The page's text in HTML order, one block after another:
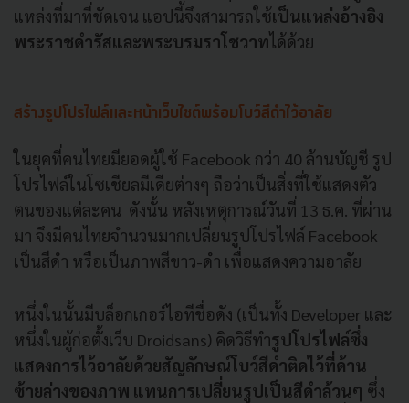
แหล่งที่มาที่ชัดเจน แอปนี้จึงสามารถใช้เป็นแหล่งอ้างอิง
พระราชดำรัสและพระบรมราโชวาทได้ด้วย
สร้างรูปโปรไฟล์และหน้าเว็บไซต์พร้อมโบว์สีดำไว้อาลัย
ในยุคที่คนไทยมียอดผู้ใช้ Facebook กว่า 40 ล้านบัญชี รูป
โปรไฟล์ในโซเชียลมีเดียต่างๆ ถือว่าเป็นสิ่งที่ใช้แสดงตัว
ตนของแต่ละคน ดังนั้น หลังเหตุการณ์วันที่ 13 ธ.ค. ที่ผ่าน
มา จึงมีคนไทยจำนวนมากเปลี่ยนรูปโปรไฟล์ Facebook
เป็นสีดำ หรือเป็นภาพสีขาว-ดำ เพื่อแสดงความอาลัย
หนึ่งในนั้นมีบล็อกเกอร์ไอทีชื่อดัง (เป็นทั้ง Developer และ
หนึ่งในผู้ก่อตั้งเว็บ Droidsans) คิดวิธีทำรูปโปรไฟล์ซึ่ง
แสดงการไว้อาลัยด้วยสัญลักษณ์โบว์สีดำติดไว้ที่ด้าน
ซ้ายล่างของภาพ แทนการเปลี่ยนรูปเป็นสีดำล้วนๆ ซึ่ง